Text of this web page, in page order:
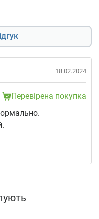
18.02.2024
Перевірена покупка